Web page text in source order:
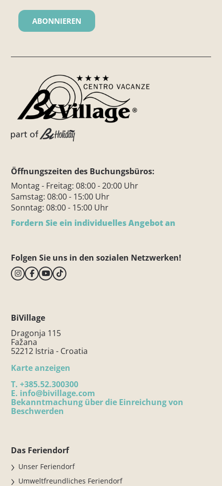
Öffnungszeiten des Buchungsbüros:
Montag - Freitag: 08:00 - 20:00 Uhr
Samstag: 08:00 - 15:00 Uhr
Sonntag: 08:00 - 15:00 Uhr
Fordern Sie ein individuelles Angebot an
Folgen Sie uns in den sozialen Netzwerken!
BiVillage
Dragonja 115
Fažana
52212 Istria - Croatia
Karte anzeigen
T. +385.52.300300
E. info@bivillage.com
Bekanntmachung über die Einreichung von
Beschwerden
Das Feriendorf
Unser Feriendorf
Umweltfreundliches Feriendorf